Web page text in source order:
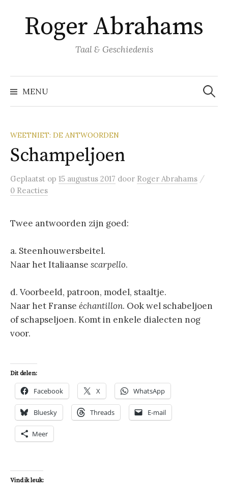
inhoud
springen
Roger Abrahams
Taal & Geschiedenis
MENU
Zoeken
naar:
WEETNIET: DE ANTWOORDEN
Schampeljoen
Geplaatst op 15 augustus 2017 door Roger Abrahams /
0 Reacties
Twee antwoorden zijn goed:
a. Steenhouwersbeitel.
Naar het Italiaanse scarpello.
d. Voorbeeld, patroon, model, staaltje.
Naar het Franse échantillon. Ook wel schabeljoen
of schapseljoen. Komt in enkele dialecten nog
voor.
Dit delen:
Facebook X WhatsApp
Bluesky Threads E-mail
Meer
Vind ik leuk: